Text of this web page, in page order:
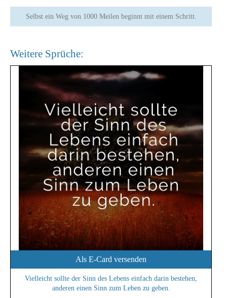
Selbst ein Weg von 1000 Meilen beginnt mit einem Schritt.
Weitere Sprüche:
Als E-Card versenden
Vielleicht sollte der Sinn des Lebens einfach darin bestehen,
anderen einen Sinn zum Leben zu geben.